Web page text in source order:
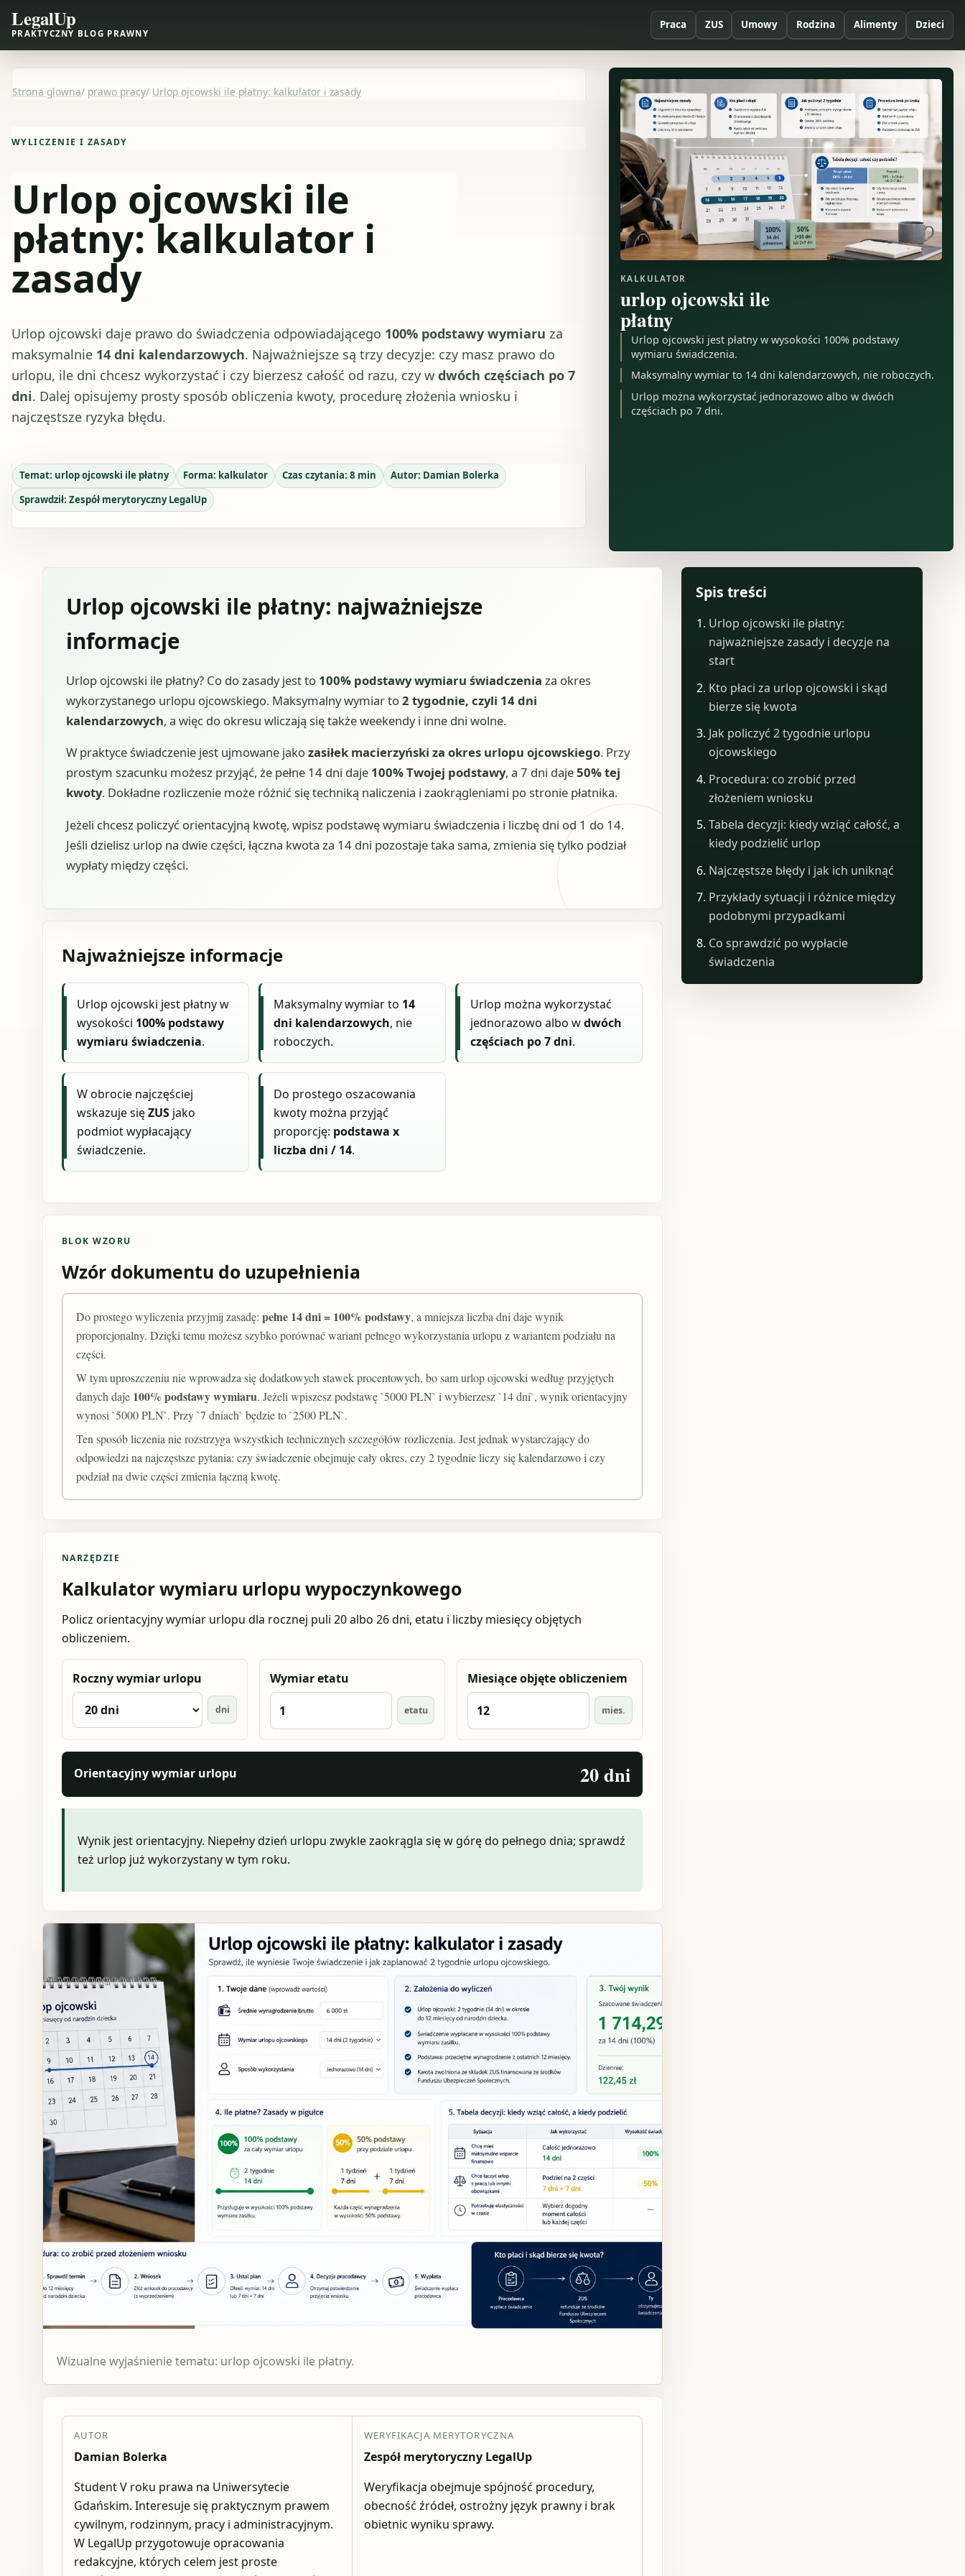
LegalUp
PRAKTYCZNY BLOG PRAWNY
Praca ZUS Umowy Rodzina Alimenty Dzieci
Strona glowna/ prawo pracy/ Urlop ojcowski ile płatny: kalkulator i zasady
WYLICZENIE I ZASADY
Urlop ojcowski ile
płatny: kalkulator i
zasady
Urlop ojcowski daje prawo do świadczenia odpowiadającego 100% podstawy wymiaru za
maksymalnie 14 dni kalendarzowych. Najważniejsze są trzy decyzje: czy masz prawo do
urlopu, ile dni chcesz wykorzystać i czy bierzesz całość od razu, czy w dwóch częściach po 7
dni. Dalej opisujemy prosty sposób obliczenia kwoty, procedurę złożenia wniosku i
najczęstsze ryzyka błędu.
Temat: urlop ojcowski ile płatny Forma: kalkulator Czas czytania: 8 min Autor: Damian Bolerka
Sprawdził: Zespół merytoryczny LegalUp
KALKULATOR
urlop ojcowski ile
płatny
Urlop ojcowski jest płatny w wysokości 100% podstawy
wymiaru świadczenia.
Maksymalny wymiar to 14 dni kalendarzowych, nie roboczych.
Urlop można wykorzystać jednorazowo albo w dwóch
częściach po 7 dni.
Urlop ojcowski ile płatny: najważniejsze
informacje
Urlop ojcowski ile płatny? Co do zasady jest to 100% podstawy wymiaru świadczenia za okres
wykorzystanego urlopu ojcowskiego. Maksymalny wymiar to2 tygodnie, czyli 14 dni
kalendarzowych, a więc do okresu wliczają się także weekendy i inne dni wolne.
W praktyce świadczenie jest ujmowane jakozasiłek macierzyński za okres urlopu ojcowskiego. Przy
prostym szacunku możesz przyjąć, że pełne 14 dni daje 100% Twojej podstawy, a 7 dni daje50% tej
kwoty. Dokładne rozliczenie może różnić się techniką naliczenia i zaokrągleniami po stronie płatnika.
Jeżeli chcesz policzyć orientacyjną kwotę, wpisz podstawę wymiaru świadczenia i liczbę dni od 1 do 14.
Jeśli dzielisz urlop na dwie części, łączna kwota za 14 dni pozostaje taka sama, zmienia się tylko podział
wypłaty między części.
Najważniejsze informacje
Urlop ojcowski jest płatny w
wysokości 100% podstawy
wymiaru świadczenia.
Maksymalny wymiar to 14
dni kalendarzowych, nie
roboczych.
Urlop można wykorzystać
jednorazowo albo wdwóch
częściach po 7 dni.
W obrocie najczęściej
wskazuje sięZUS jako
podmiot wypłacający
świadczenie.
Do prostego oszacowania
kwoty można przyjąć
proporcję: podstawa x
liczba dni / 14.
BLOK WZORU
Wzór dokumentu do uzupełnienia
Do prostego wyliczenia przyjmij zasadę:pełne 14 dni = 100% podstawy, a mniejsza liczba dni daje wynik
proporcjonalny. Dzięki temu możesz szybko porównać wariant pełnego wykorzystania urlopu z wariantem podziału na
części.
W tym uproszczeniu nie wprowadza się dodatkowych stawek procentowych, bo sam urlop ojcowski według przyjętych
danych daje 100% podstawy wymiaru. Jeżeli wpiszesz podstawę `5000 PLN` i wybierzesz `14 dni`, wynik orientacyjny
wynosi `5000 PLN`. Przy `7 dniach` będzie to `2500 PLN`.
Ten sposób liczenia nie rozstrzyga wszystkich technicznych szczegółów rozliczenia. Jest jednak wystarczający do
odpowiedzi na najczęstsze pytania: czy świadczenie obejmuje cały okres, czy 2 tygodnie liczy się kalendarzowo i czy
podział na dwie części zmienia łączną kwotę.
NARZĘDZIE
Kalkulator wymiaru urlopu wypoczynkowego
Policz orientacyjny wymiar urlopu dla rocznej puli 20 albo 26 dni, etatu i liczby miesięcy objętych
obliczeniem.
Roczny wymiar urlopu
dni
Wymiar etatu
etatu
Miesiące objęte obliczeniem
mies.
Orientacyjny wymiar urlopu 20 dni
Wynik jest orientacyjny. Niepełny dzień urlopu zwykle zaokrągla się w górę do pełnego dnia; sprawdź
też urlop już wykorzystany w tym roku.
Wizualne wyjaśnienie tematu: urlop ojcowski ile płatny.
AUTOR
Damian Bolerka
Student V roku prawa na Uniwersytecie
Gdańskim. Interesuje się praktycznym prawem
cywilnym, rodzinnym, pracy i administracyjnym.
W LegalUp przygotowuje opracowania
redakcyjne, których celem jest proste
WERYFIKACJA MERYTORYCZNA
Zespół merytoryczny LegalUp
Weryfikacja obejmuje spójność procedury,
obecność źródeł, ostrożny język prawny i brak
obietnic wyniku sprawy.
Spis treści
Urlop ojcowski ile płatny:
najważniejsze zasady i decyzje na
start
Kto płaci za urlop ojcowski i skąd
bierze się kwota
Jak policzyć 2 tygodnie urlopu
ojcowskiego
Procedura: co zrobić przed
złożeniem wniosku
Tabela decyzji: kiedy wziąć całość, a
kiedy podzielić urlop
Najczęstsze błędy i jak ich uniknąć
Przykłady sytuacji i różnice między
podobnymi przypadkami
Co sprawdzić po wypłacie
świadczenia